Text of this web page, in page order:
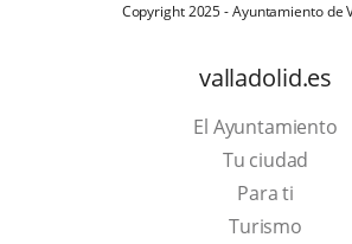
Copyright 2025 - Ayuntamiento de
valladolid.es
El Ayuntamiento
Tu ciudad
Para ti
TurismoEste